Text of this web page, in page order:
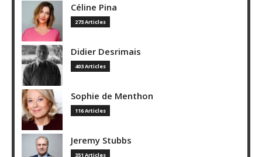
Céline Pina
273 Articles
Didier Desrimais
403 Articles
Sophie de Menthon
116 Articles
Jeremy Stubbs
351 Articles